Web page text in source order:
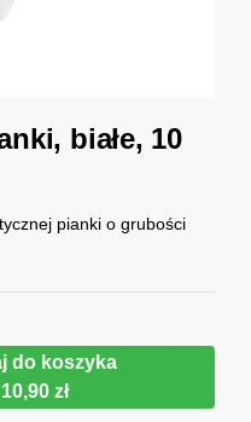
białe, 10
pianki o grubości
do koszyka
10,90 zł